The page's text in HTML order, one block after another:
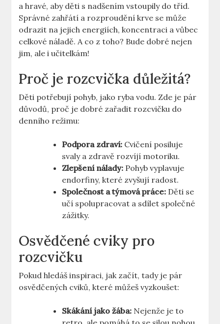
a hravé, aby děti s nadšením vstoupily do tříd.
Správné zahřátí a rozproudění krve se může
odrazit na jejich energiích, koncentraci a vůbec
celkové náladě. A co z toho? Bude dobré nejen
jim, ale i učitelkám!
Proč je rozcvička důležitá?
Děti potřebují pohyb, jako ryba vodu. Zde je pár
důvodů, proč je dobré zařadit rozcvičku do
denního režimu:
Podpora zdraví: Cvičení posiluje
svaly a zdravě rozvíjí motoriku.
Zlepšení nálady: Pohyb vyplavuje
endorfiny, které zvyšují radost.
Společnost a týmová práce: Děti se
učí spolupracovat a sdílet společné
zážitky.
Osvědčené cviky pro
rozcvičku
Pokud hledáš inspiraci, jak začít, tady je pár
osvědčených cviků, které můžeš vyzkoušet:
Skákání jako žába: Nejenže je to